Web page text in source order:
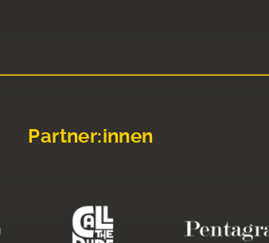
Partner:innen